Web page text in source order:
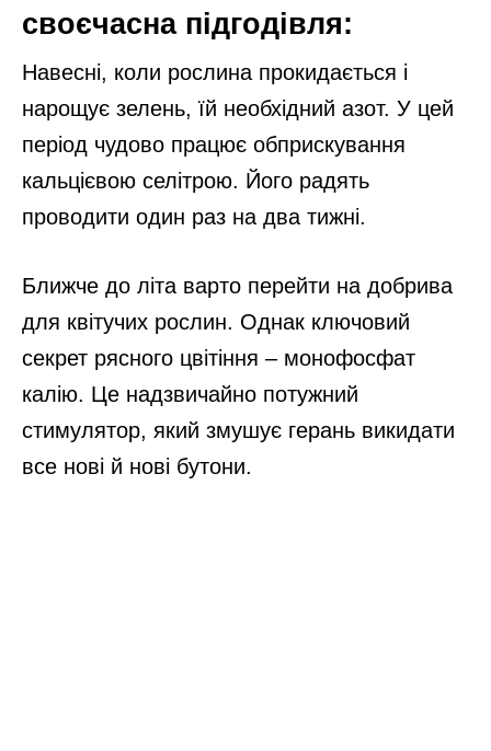
своєчасна підгодівля:
Навесні, коли рослина прокидається і
нарощує зелень, їй необхідний азот. У цей
період чудово працює обприскування
кальцієвою селітрою. Його радять
проводити один раз на два тижні.
Ближче до літа варто перейти на добрива
для квітучих рослин. Однак ключовий
секрет рясного цвітіння – монофосфат
калію. Це надзвичайно потужний
стимулятор, який змушує герань викидати
все нові й нові бутони.